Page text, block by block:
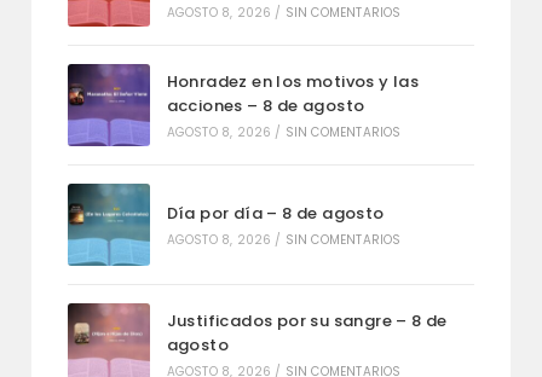
AGOSTO 8, 2026 / SIN COMENTARIOS
Honradez en los motivos y las
acciones – 8 de agosto
AGOSTO 8, 2026 / SIN COMENTARIOS
Día por día – 8 de agosto
AGOSTO 8, 2026 / SIN COMENTARIOS
Justificados por su sangre – 8 de
agosto
AGOSTO 8, 2026 / SIN COMENTARIOS